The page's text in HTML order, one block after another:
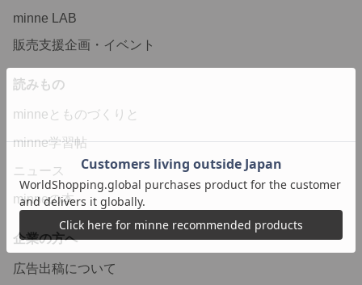
minne LAB
販売支援企画・イベント
読みもの
minneとものづくりと
minne学習帖
ニュース
minneの本
企業の方へ
広告出稿について